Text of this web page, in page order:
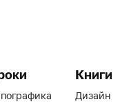
Книги
Дизайн